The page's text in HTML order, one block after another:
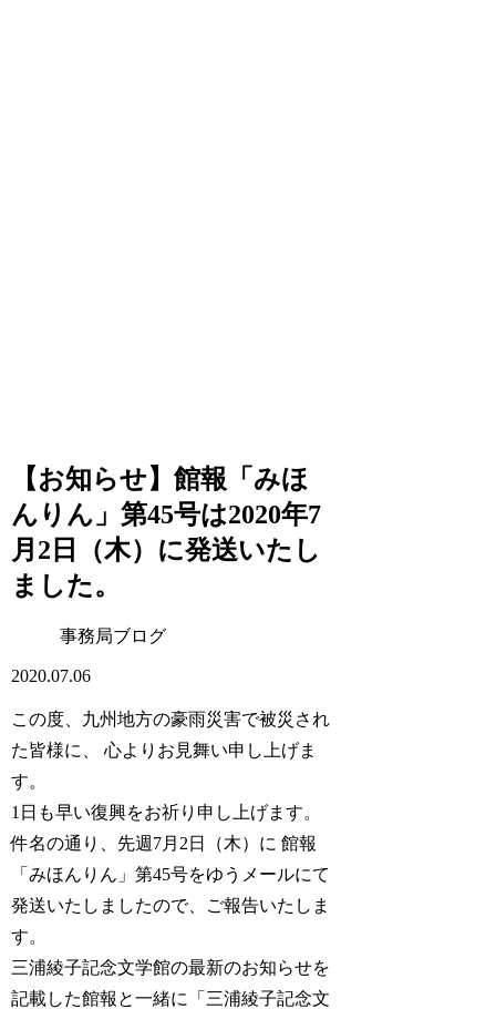
【お知らせ】館報「みほ
んりん」第45号は2020年7
月2日（木）に発送いたし
ました。
事務局ブログ
2020.07.06
この度、九州地方の豪雨災害で被災され
た皆様に、 心よりお見舞い申し上げま
す。
1日も早い復興をお祈り申し上げます。
件名の通り、先週7月2日（木）に 館報
「みほんりん」第45号をゆうメールにて
発送いたしましたので、ご報告いたしま
す。
三浦綾子記念文学館の最新のお知らせを
記載した館報と一緒に「三浦綾子記念文